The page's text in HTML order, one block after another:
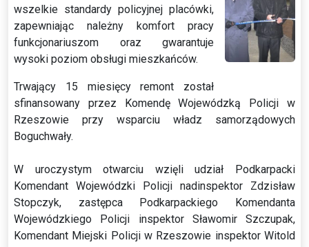
wszelkie standardy policyjnej placówki,
zapewniając należny komfort pracy
funkcjonariuszom oraz gwarantuje
wysoki poziom obsługi mieszkańców.
Trwający 15 miesięcy remont został
sfinansowany przez Komendę Wojewódzką Policji w
Rzeszowie przy wsparciu władz samorządowych
Boguchwały.
W uroczystym otwarciu wzięli udział Podkarpacki
Komendant Wojewódzki Policji nadinspektor Zdzisław
Stopczyk, zastępca Podkarpackiego Komendanta
Wojewódzkiego Policji inspektor Sławomir Szczupak,
Komendant Miejski Policji w Rzeszowie inspektor Witold